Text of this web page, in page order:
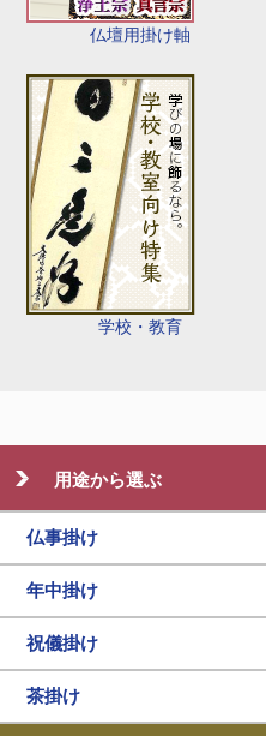
仏壇用掛け軸
学校・教育
用途から選ぶ
仏事掛け
年中掛け
祝儀掛け
茶掛け